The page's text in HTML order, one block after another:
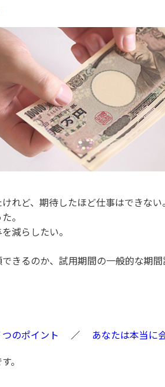
れど、期待したほど仕事はできない。
。
減らしたい。
きるのか、試用期間の一般的な期間
のポイント ／ あなたは本当に
。